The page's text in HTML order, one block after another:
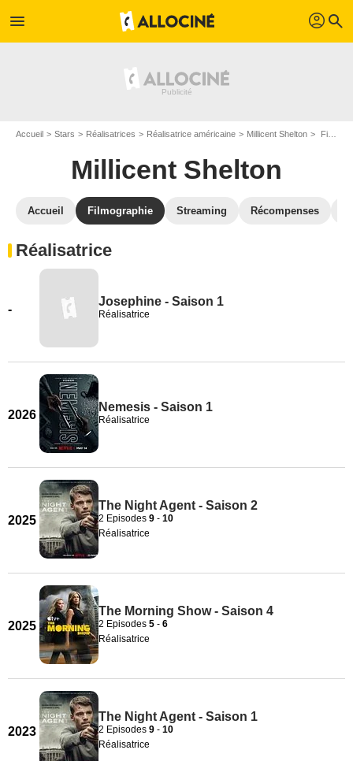
menu profil search
Accueil Stars Réalisatrices Réalisatrice américaine Millicent Shelton Filmographie Millicent Shelton
Millicent Shelton
Accueil Filmographie Streaming Récompenses
Réalisatrice
-
Josephine - Saison 1
Réalisatrice
2026
Nemesis - Saison 1
Réalisatrice
2025
The Night Agent - Saison 2
2 Episodes 9 - 10
Réalisatrice
2025
The Morning Show - Saison 4
2 Episodes 5 - 6
Réalisatrice
2023
The Night Agent - Saison 1
2 Episodes 9 - 10
Réalisatrice